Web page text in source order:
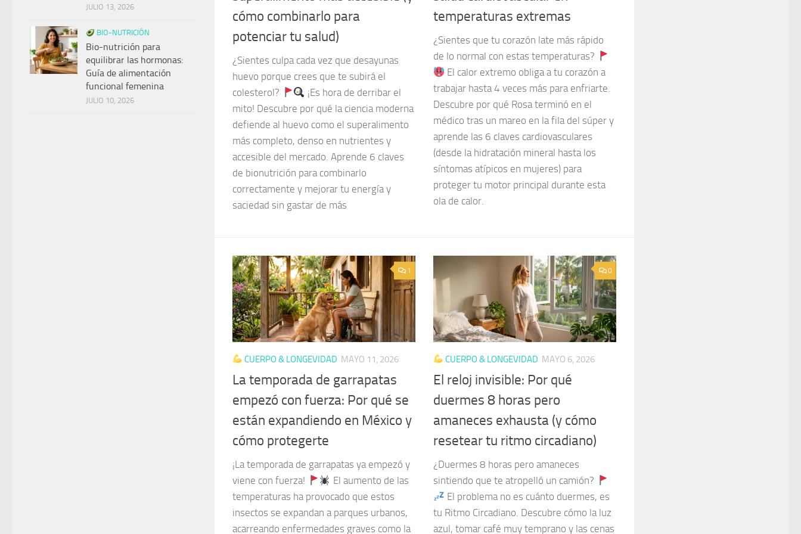
cómo combinarlo para
potenciar tu salud)
¿Sientes culpa cada vez que desayunas
huevo porque crees que te subirá el
colesterol?
¡Es hora de derribar el
mito! Descubre por qué la ciencia moderna
defiende al huevo como el superalimento
más completo, denso en nutrientes y
accesible del mercado. Aprende 6 claves
de bionutrición para combinarlo
correctamente y mejorar tu energía y
saciedad sin gastar de más
temperaturas extremas
¿Sientes que tu corazón late más rápido
de lo normal con estas temperaturas?
El calor extremo obliga a tu corazón a
trabajar hasta 4 veces más para enfriarte.
Descubre por qué Rosa terminó en el
médico tras un mareo en la fila del súper y
aprende las 6 claves cardiovasculares
(desde la hidratación mineral hasta los
síntomas atípicos en mujeres) para
proteger tu motor principal durante esta
ola de calor.
1
CUERPO & LONGEVIDAD MAYO 11, 2026
La temporada de garrapatas
empezó con fuerza: Por qué se
están expandiendo en México y
cómo protegerte
¡La temporada de garrapatas ya empezó y
viene con fuerza!
El aumento de las
temperaturas ha provocado que estos
insectos se expandan a parques urbanos,
acarreando enfermedades graves como la
0
CUERPO & LONGEVIDAD MAYO 6, 2026
El reloj invisible: Por qué
duermes 8 horas pero
amaneces exhausta (y cómo
resetear tu ritmo circadiano)
¿Duermes 8 horas pero amaneces
sintiendo que te atropelló un camión?
El problema no es cuánto duermes, es
tu Ritmo Circadiano. Descubre cómo la luz
azul, tomar café muy temprano y las cenas
JULIO 13, 2026
BIO-NUTRICIÓN
Bio-nutrición para
equilibrar las hormonas:
Guía de alimentación
funcional femenina
JULIO 10, 2026